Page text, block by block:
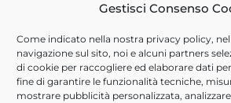
Gestisci Consenso
Come indicato nella nostra privacy policy,
navigazione sul sito, noi e alcuni partners
di cookie per raccogliere ed elaborare dati
fine di garantire le funzionalità tecniche,
mostrare pubblicità personalizzata,
Marzo 2022
Gennaio 2022
Dicembre 2021
Ottobre 2021